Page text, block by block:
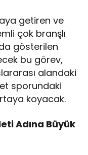
getiren ve
çok branşlı
gösterilen
bu görev,
alandaki
sporundaki
koyacak.
Adına Büyük